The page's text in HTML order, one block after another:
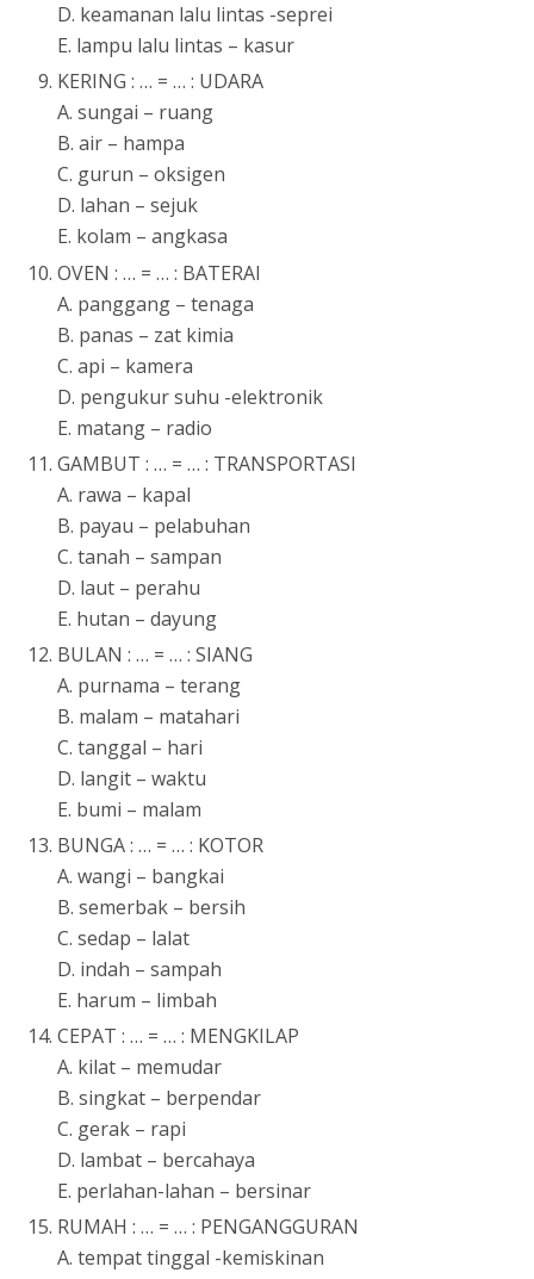
D. keamanan lalu lintas -seprei
E. lampu lalu lintas – kasur
KERING : … = … : UDARA
A. sungai – ruang
B. air – hampa
C. gurun – oksigen
D. lahan – sejuk
E. kolam – angkasa
OVEN : … = … : BATERAI
A. panggang – tenaga
B. panas – zat kimia
C. api – kamera
D. pengukur suhu -elektronik
E. matang – radio
GAMBUT : … = … : TRANSPORTASI
A. rawa – kapal
B. payau – pelabuhan
C. tanah – sampan
D. laut – perahu
E. hutan – dayung
BULAN : … = … : SIANG
A. purnama – terang
B. malam – matahari
C. tanggal – hari
D. langit – waktu
E. bumi – malam
BUNGA : … = … : KOTOR
A. wangi – bangkai
B. semerbak – bersih
C. sedap – lalat
D. indah – sampah
E. harum – limbah
CEPAT : … = … : MENGKILAP
A. kilat – memudar
B. singkat – berpendar
C. gerak – rapi
D. lambat – bercahaya
E. perlahan-lahan – bersinar
RUMAH : … = … : PENGANGGURAN
A. tempat tinggal -kemiskinan